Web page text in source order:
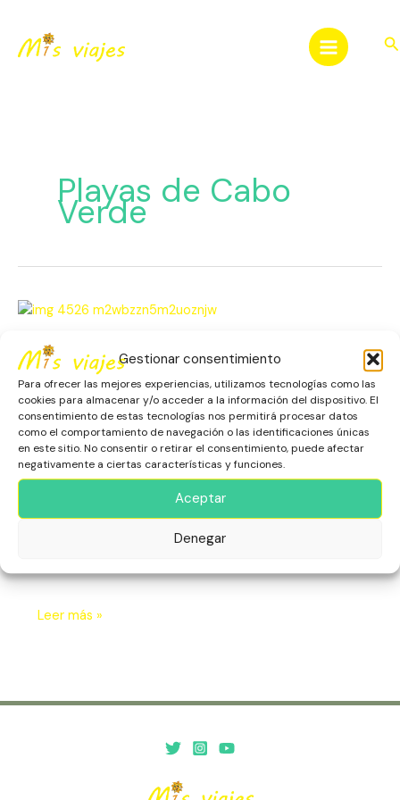
Gestionar consentimiento
Para ofrecer las mejores experiencias, utilizamos tecnologías como las
cookies para almacenar y/o acceder a la información del dispositivo. El
consentimiento de estas tecnologías nos permitirá procesar datos
como el comportamiento de navegación o las identificaciones únicas
en este sitio. No consentir o retirar el consentimiento, puede afectar
negativamente a ciertas características y funciones.
Aceptar
Denegar
contenido
Playas de Cabo
Verde
Cabo Verde: El Encanto de las
Islas Atlánticas
África,Cabo Verde,Isla de Maio ,Isla de Sal,Isla de
Santiago
Cabo Verde es un archipiélago de diez islas en el
Atlántico, conocido por sus paisajes variados, desde
playas paradisíacas hasta montañas volcánicas. Con una
cada isla ofrece una experiencia única de naturaleza,
Cabo
El
Encanto
de
las
Islas
Atlánticas
Leer más »